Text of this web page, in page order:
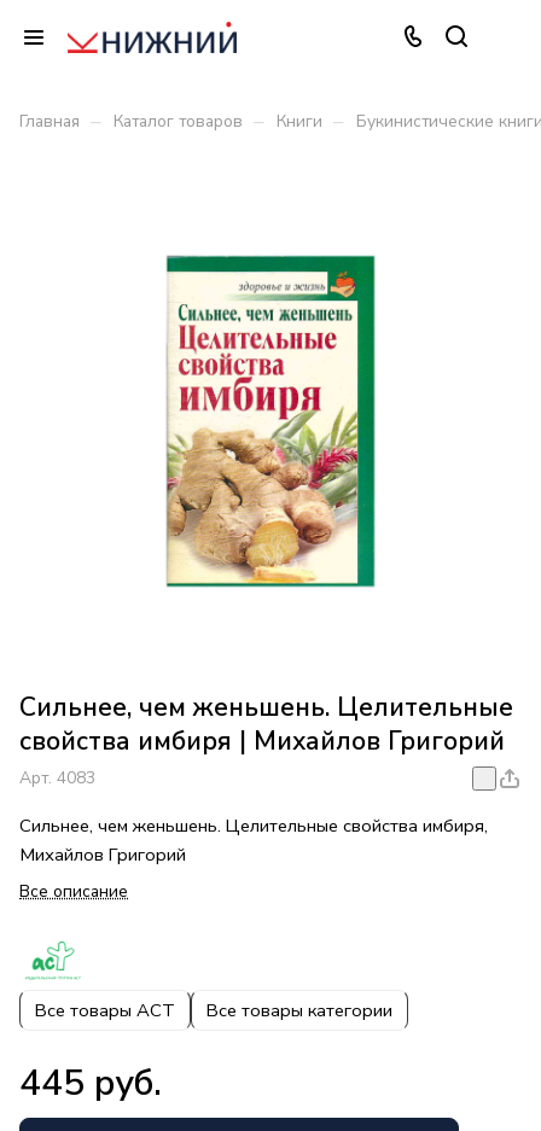
Главная – Каталог товаров – Книги – Букинистические
Сильнее, чем женьшень. Целительные
свойства имбиря | Михайлов Григорий
Арт. 4083
Сильнее, чем женьшень. Целительные свойства имбиря,
Михайлов Григорий
Все описание
Все товары АСТ Все товары категории
445 руб.